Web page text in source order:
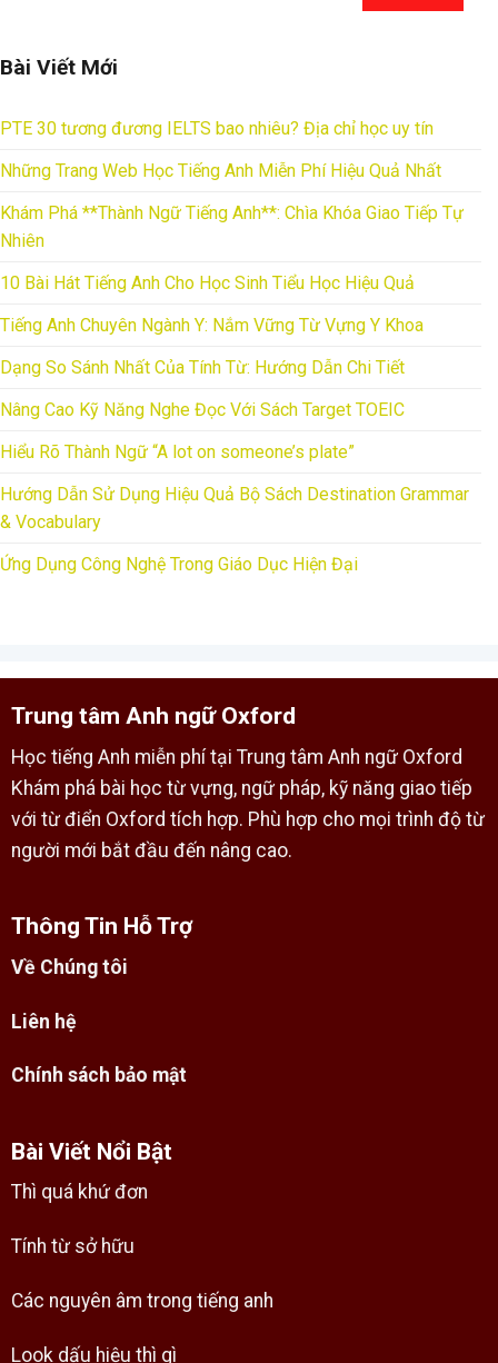
Bài Viết Mới
PTE 30 tương đương IELTS bao nhiêu? Địa chỉ học uy tín
Những Trang Web Học Tiếng Anh Miễn Phí Hiệu Quả Nhất
Khám Phá **Thành Ngữ Tiếng Anh**: Chìa Khóa Giao Tiếp Tự
Nhiên
10 Bài Hát Tiếng Anh Cho Học Sinh Tiểu Học Hiệu Quả
Tiếng Anh Chuyên Ngành Y: Nắm Vững Từ Vựng Y Khoa
Dạng So Sánh Nhất Của Tính Từ: Hướng Dẫn Chi Tiết
Nâng Cao Kỹ Năng Nghe Đọc Với Sách Target TOEIC
Hiểu Rõ Thành Ngữ “A lot on someone’s plate”
Hướng Dẫn Sử Dụng Hiệu Quả Bộ Sách Destination Grammar
& Vocabulary
Ứng Dụng Công Nghệ Trong Giáo Dục Hiện Đại
Trung tâm Anh ngữ Oxford
Học tiếng Anh miễn phí tại Trung tâm Anh ngữ Oxford
Khám phá bài học từ vựng, ngữ pháp, kỹ năng giao tiếp
với từ điển Oxford tích hợp. Phù hợp cho mọi trình độ từ
người mới bắt đầu đến nâng cao.
Thông Tin Hỗ Trợ
Về Chúng tôi
Liên hệ
Chính sách bảo mật
Bài Viết Nổi Bật
Thì quá khứ đơn
Tính từ sở hữu
Các nguyên âm trong tiếng anh
Look dấu hiệu thì gì